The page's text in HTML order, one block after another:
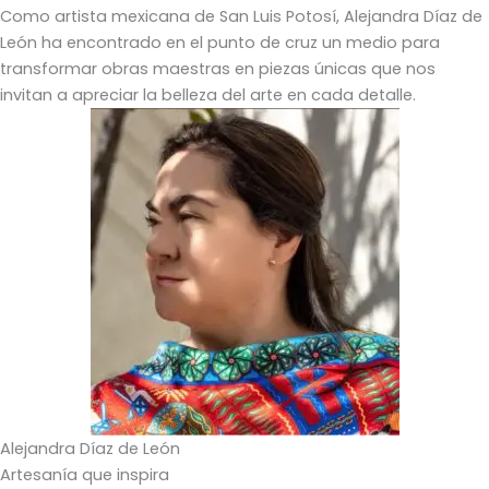
Como artista mexicana de San Luis Potosí, Alejandra Díaz de
León ha encontrado en el punto de cruz un medio para
transformar obras maestras en piezas únicas que nos
invitan a apreciar la belleza del arte en cada detalle.
Alejandra Díaz de León
Artesanía que inspira